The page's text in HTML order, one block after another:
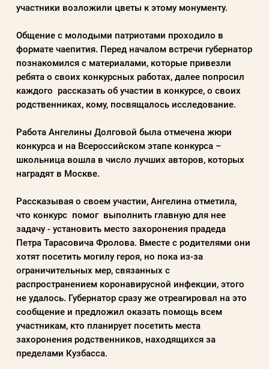
участники возложили цветы к этому монументу.
Общение с молодыми патриотами проходило в
формате чаепития. Перед началом встречи губернатор
познакомился с материалами, которые привезли
ребята о своих конкурсных работах, далее попросил
каждого рассказать об участии в конкурсе, о своих
родственниках, кому, посвящалось исследование.
Работа Ангелины Долговой была отмечена жюри
конкурса и на Всероссийском этапе конкурса –
школьница вошла в число лучших авторов, которых
наградят в Москве.
Рассказывая о своем участии, Ангелина отметила,
что конкурс помог выполнить главную для нее
задачу - установить место захоронения прадеда
Петра Тарасовича Фролова. Вместе с родителями они
хотят посетить могилу героя, но пока из-за
ограничительных мер, связанных с
распространением коронавирусной инфекции, этого
не удалось. Губернатор сразу же отреагировал на это
сообщение и предложил оказать помощь всем
участникам, кто планирует посетить места
захоронения родственников, находящихся за
пределами Кузбасса.